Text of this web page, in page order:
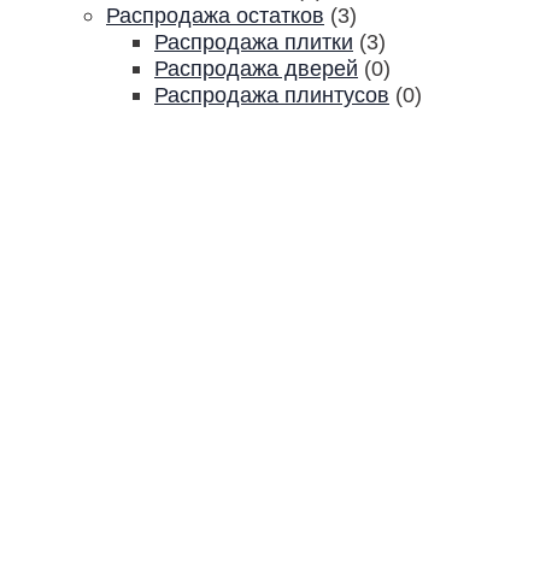
Распродажа остатков (3)
Распродажа плитки (3)
Распродажа дверей (0)
Распродажа плинтусов (0)